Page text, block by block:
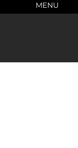
MENU